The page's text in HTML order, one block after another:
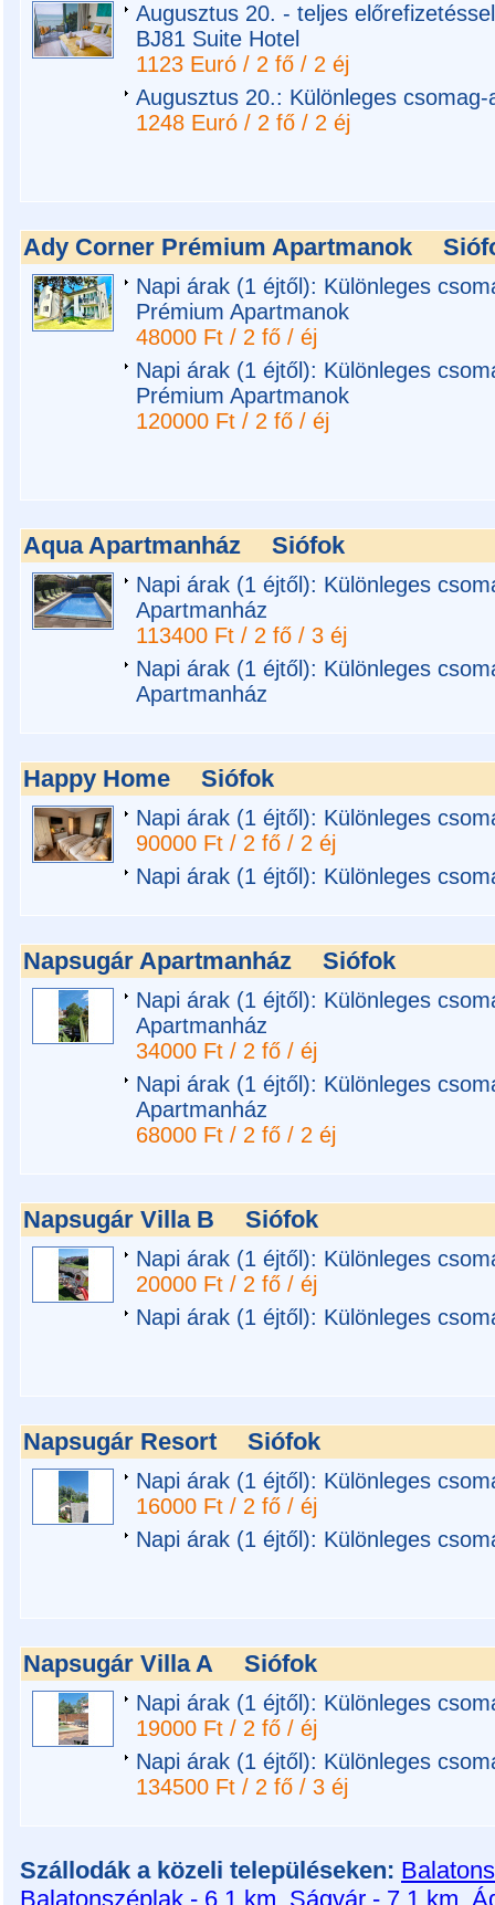
Augusztus 20. - teljes
BJ81 Suite Hotel
1123 Euró / 2 fő / 2 éj
Augusztus 20.: Különleges
1248 Euró / 2 fő / 2 éj
Ady Corner Prémium Apartmanok
Napi árak (1 éjtől): Különleges
Prémium Apartmanok
48000 Ft / 2 fő / éj
Napi árak (1 éjtől): Különleges
Prémium Apartmanok
120000 Ft / 2 fő / éj
Aqua Apartmanház Siófok
Napi árak (1 éjtől): Különleges
Apartmanház
113400 Ft / 2 fő / 3 éj
Napi árak (1 éjtől): Különleges
Apartmanház
Happy Home Siófok
Napi árak (1 éjtől): Különleges
90000 Ft / 2 fő / 2 éj
Napi árak (1 éjtől): Különleges
Napsugár Apartmanház Siófok
Napi árak (1 éjtől): Különleges
Apartmanház
34000 Ft / 2 fő / éj
Napi árak (1 éjtől): Különleges
Apartmanház
68000 Ft / 2 fő / 2 éj
Napsugár Villa B Siófok
Napi árak (1 éjtől): Különleges
20000 Ft / 2 fő / éj
Napi árak (1 éjtől): Különleges
Napsugár Resort Siófok
Napi árak (1 éjtől): Különleges
16000 Ft / 2 fő / éj
Napi árak (1 éjtől): Különleges
Napsugár Villa A Siófok
Napi árak (1 éjtől): Különleges
19000 Ft / 2 fő / éj
Napi árak (1 éjtől): Különleges
134500 Ft / 2 fő / 3 éj
Szállodák a közeli településeken:
Balatonszéplak - 6.1 km Ságvár - 7.1 km